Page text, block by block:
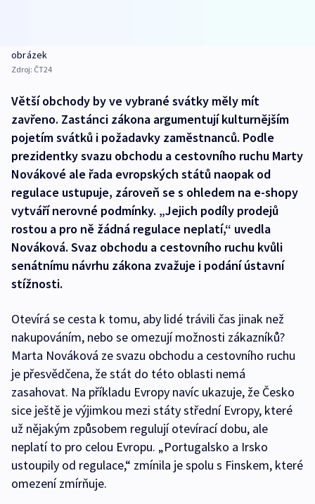
obrázek
Zdroj: ČT24
Větší obchody by ve vybrané svátky měly mít
zavřeno. Zastánci zákona argumentují kulturnějším
pojetím svátků i požadavky zaměstnanců. Podle
prezidentky svazu obchodu a cestovního ruchu Marty
Novákové ale řada evropských států naopak od
regulace ustupuje, zároveň se s ohledem na e-shopy
vytváří nerovné podmínky. „Jejich podíly prodejů
rostou a pro ně žádná regulace neplatí,“ uvedla
Nováková. Svaz obchodu a cestovního ruchu kvůli
senátnímu návrhu zákona zvažuje i podání ústavní
stížnosti.
Otevírá se cesta k tomu, aby lidé trávili čas jinak než
nakupováním, nebo se omezují možnosti zákazníků?
Marta Nováková ze svazu obchodu a cestovního ruchu
je přesvědčena, že stát do této oblasti nemá
zasahovat. Na příkladu Evropy navíc ukazuje, že Česko
sice ještě je výjimkou mezi státy střední Evropy, které
už nějakým způsobem regulují otevírací dobu, ale
neplatí to pro celou Evropu. „Portugalsko a Irsko
ustoupily od regulace,“ zmínila je spolu s Finskem, které
omezení zmírňuje.